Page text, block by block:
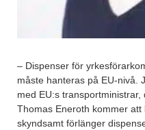
– Dispenser för
måste hanteras på EU-nivå.
med EU:s
Thomas Eneroth kommer
skyndsamt förlänger